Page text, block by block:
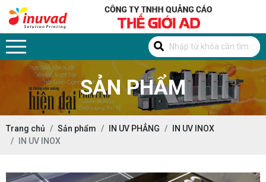
SẢN PHẨM
Trang chủ Sản phẩm IN UV PHẲNG
IN UV INOX
IN UV INOX